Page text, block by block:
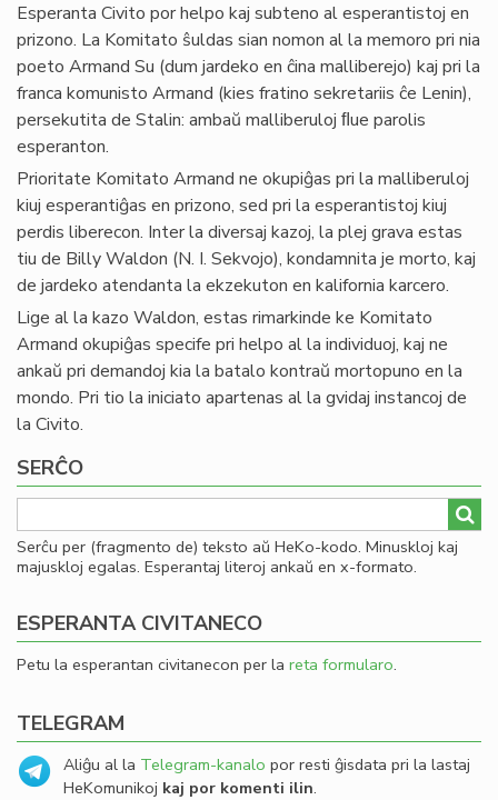
Esperanta Civito por helpo kaj subteno al esperantistoj en
prizono. La Komitato ŝuldas sian nomon al la memoro pri nia
poeto Armand Su (dum jardeko en ĉina malliberejo) kaj pri la
franca komunisto Armand (kies fratino sekretariis ĉe Lenin),
persekutita de Stalin: ambaŭ malliberuloj ﬂue parolis
esperanton.
Prioritate Komitato Armand ne okupiĝas pri la malliberuloj
kiuj esperantiĝas en prizono, sed pri la esperantistoj kiuj
perdis liberecon. Inter la diversaj kazoj, la plej grava estas
tiu de Billy Waldon (N. I. Sekvojo), kondamnita je morto, kaj
de jardeko atendanta la ekzekuton en kalifornia karcero.
Lige al la kazo Waldon, estas rimarkinde ke Komitato
Armand okupiĝas specife pri helpo al la individuoj, kaj ne
ankaŭ pri demandoj kia la batalo kontraŭ mortopuno en la
mondo. Pri tio la iniciato apartenas al la gvidaj instancoj de
la Civito.
SERĈO
Serĉu per (fragmento de) teksto aŭ HeKo-kodo. Minuskloj kaj
majuskloj egalas. Esperantaj literoj ankaŭ en x-formato.
ESPERANTA CIVITANECO
Petu la esperantan civitanecon per la reta formularo.
TELEGRAM
Aliĝu al la Telegram-kanalo por resti ĝisdata pri la lastaj
HeKomunikoj kaj por komenti ilin.